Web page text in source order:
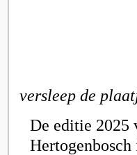
versleep de
De editie 2025